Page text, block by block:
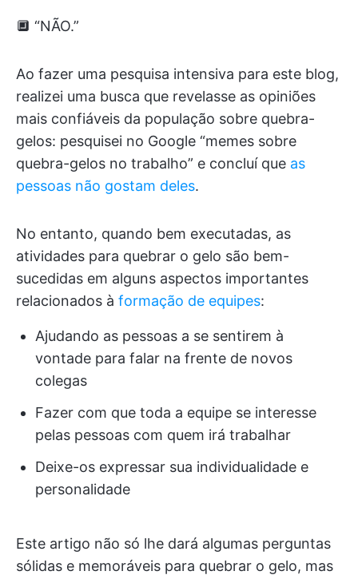
🔲 “NÃO.”
Ao fazer uma pesquisa intensiva para este blog,
realizei uma busca que revelasse as opiniões
mais confiáveis da população sobre quebra-
gelos: pesquisei no Google “memes sobre
quebra-gelos no trabalho” e concluí que as
pessoas não gostam deles.
No entanto, quando bem executadas, as
atividades para quebrar o gelo são bem-
sucedidas em alguns aspectos importantes
relacionados à formação de equipes:
Ajudando as pessoas a se sentirem à
vontade para falar na frente de novos
colegas
Fazer com que toda a equipe se interesse
pelas pessoas com quem irá trabalhar
Deixe-os expressar sua individualidade e
personalidade
Este artigo não só lhe dará algumas perguntas
sólidas e memoráveis para quebrar o gelo, mas